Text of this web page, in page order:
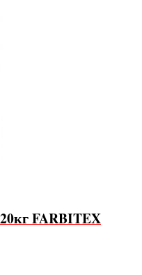
FARBITEX